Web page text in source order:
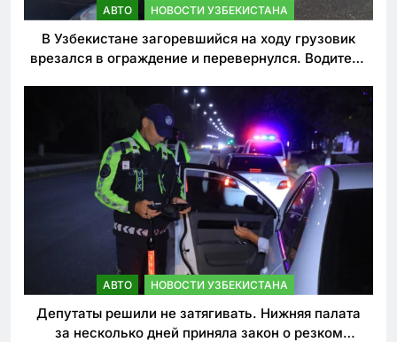
АВТО НОВОСТИ УЗБЕКИСТАНА
В Узбекистане загоревшийся на ходу грузовик
врезался в ограждение и перевернулся. Водитель
АВТО НОВОСТИ УЗБЕКИСТАНА
Депутаты решили не затягивать. Нижняя палата
за несколько дней приняла закон о резком